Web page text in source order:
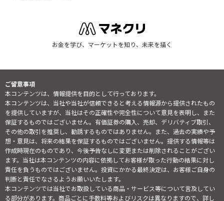
お金を学び、マーケットを知り、未来を描く
ご留意事項
本コンテンツは、情報提供を目的として行っております。
本コンテンツは、当社や当社が信頼できると考える情報源から提供されたもの
を提供していますが、当社はその正確性や完全性について意見を表明し、また
保証するものではございません。有価証券の購入、売却、デリバティブ取引、
その他の取引を推奨し、勧誘するものではありません。また、過去の実績や予
想・意見は、将来の結果を保証するものではございません。提供する情報等は
作成時現在のものであり、今後予告なしに変更または削除されることがござい
ます。当社は本コンテンツの内容に依拠してお客様が取った行動の結果に対し
責任を負うものではございません。投資にかかる最終決定は、お客様ご自身の
判断と責任でなさるようお願いいたします。
本コンテンツでは当社でお取扱している商品・サービス等について言及してい
る部分があります。商品ごとに手数料等およびリスクは異なりますので、詳し